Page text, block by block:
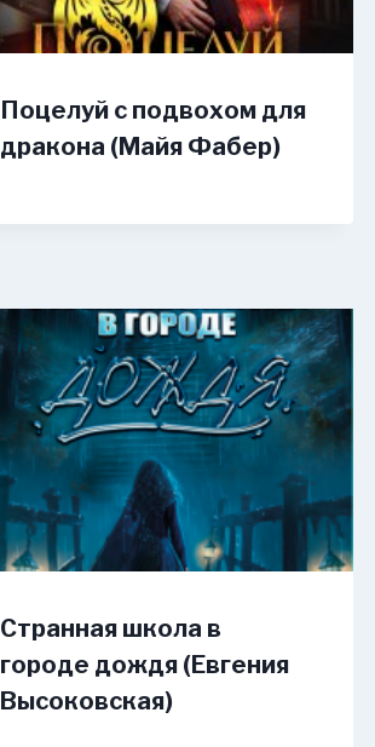
Поцелуй с подвохом для
дракона (Майя Фабер)
Странная школа в
городе дождя (Евгения
Высоковская)